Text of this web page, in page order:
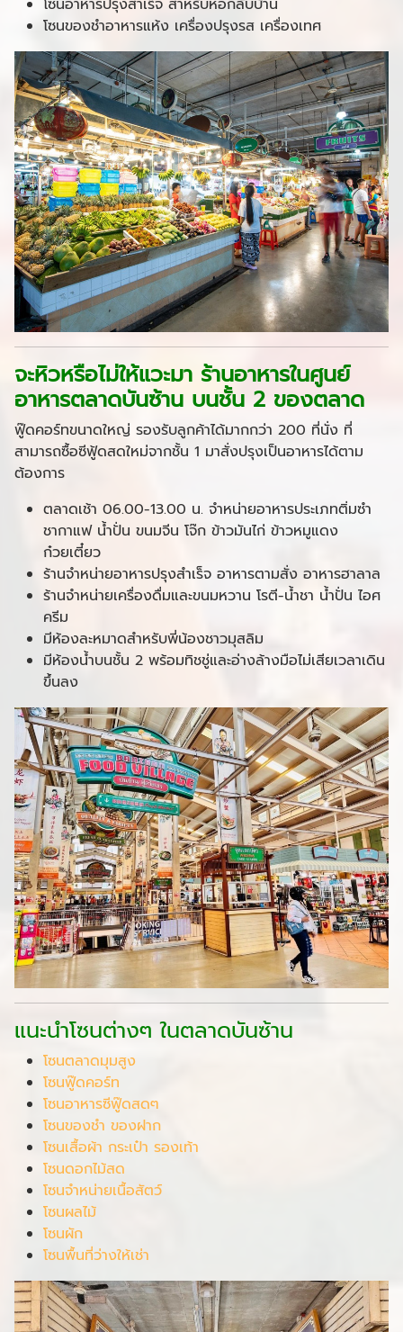
โซนอาหารปรุงสำเร็จ สำหรับห่อกลับบ้าน
โซนของชำอาหารแห้ง เครื่องปรุงรส เครื่องเทศ
จะหิวหรือไม่ให้แวะมา ร้านอาหารในศูนย์
อาหารตลาดบันซ้าน บนชั้น 2 ของตลาด
ฟู๊ดคอร์ทขนาดใหญ่ รองรับลูกค้าได้มากกว่า 200 ที่นั่ง ที่
สามารถซื้อซีฟู้ดสดใหม่จากชั้น 1 มาสั่งปรุงเป็นอาหารได้ตาม
ต้องการ
ตลาดเช้า 06.00-13.00 น. จำหน่ายอาหารประเภทติ่มซำ
ชากาแฟ น้ำปั่น ขนมจีน โจ๊ก ข้าวมันไก่ ข้าวหมูแดง
ก๋วยเตี๋ยว
ร้านจำหน่ายอาหารปรุงสำเร็จ อาหารตามสั่ง อาหารฮาลาล
ร้านจำหน่ายเครื่องดื่มและขนมหวาน โรตี-น้ำชา น้ำปั่น ไอศ
ครีม
มีห้องละหมาดสำหรับพี่น้องชาวมุสลิม
มีห้องน้ำบนชั้น 2 พร้อมทิชชู่และอ่างล้างมือไม่เสียเวลาเดิน
ขึ้นลง
แนะนำโซนต่างๆ ในตลาดบันซ้าน
โซนตลาดมุมสูง
โซนฟู๊ดคอร์ท
โซนอาหารซีฟู๊ดสดๆ
โซนของชำ ของฝาก
โซนเสื้อผ้า กระเป๋า รองเท้า
โซนดอกไม้สด
โซนจำหน่ายเนื้อสัตว์
โซนผลไม้
โซนผัก
โซนพื้นที่ว่างให้เช่า